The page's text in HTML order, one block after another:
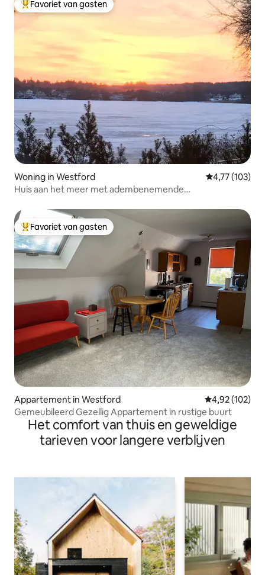
Topfavoriet van gasten
Favoriet van gasten
Woning in Westford Gemiddelde
4,77 (103)
Huis aan het meer met adembenemende
Topfavoriet van gasten
Favoriet van gasten
Appartement in Westford Gemiddelde
4,92 (102)
Gemeubileerd Gezellig Appartement in rustige buurt
Het comfort van thuis en geweldige
tarieven voor langere verblijven